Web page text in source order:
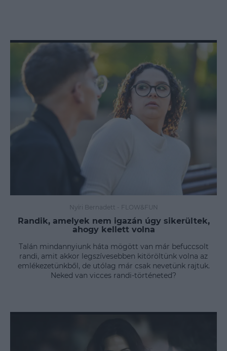
Nyíri Bernadett - FLOW&FUN
Randik, amelyek nem igazán úgy sikerültek,
ahogy kellett volna
Talán mindannyiunk háta mögött van már befuccsolt
randi, amit akkor legszívesebben kitöröltünk volna az
emlékezetünkből, de utólag már csak nevetünk rajtuk.
Neked van vicces randi-történeted?